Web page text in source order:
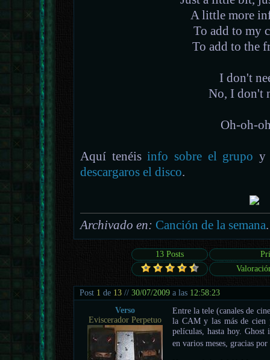
A little more
To add to my
To add to the
I don't
No, I don't
Oh-oh-
Aquí tenéis info sobre el grupo y
descargaros el disco.
Archivado en: Canción de la semana.
13 Posts
Post 1 de 13 //30/07/2009 a las 12:58:23
Verso
Eviscerador Perpetuo
Entre la tele (canales de
la CAM y las más de cien
películas, hasta hoy.
en varios meses, gracias